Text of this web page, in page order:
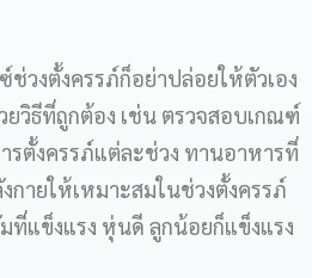
ช่วงตั้งครรภ์ก็อย่าปล่อยให้ตัวเอง
ยวิธีที่ถูกต้อง เช่น ตรวจสอบเกณฑ์
รตั้งครรภ์แต่ละช่วง ทานอาหารที่
กายให้เหมาะสมในช่วงตั้งครรภ์
ที่แข็งแรง หุ่นดี ลูกน้อยก็แข็งแรง